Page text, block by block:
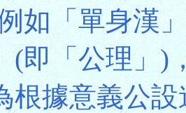
如「單身漢
(即「公理」)
根據意義公